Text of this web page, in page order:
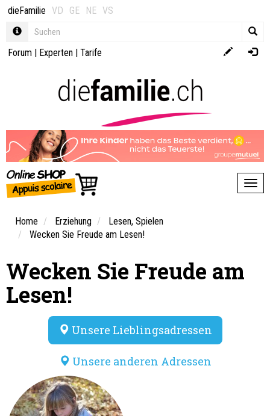
dieFamilie VD GE NE VS
Forum | Experten | Tarife
Home Erziehung
Lesen, Spielen
Wecken Sie Freude am Lesen!
Wecken Sie Freude am
Lesen!
Unsere Lieblingsadressen
Unsere anderen Adressen